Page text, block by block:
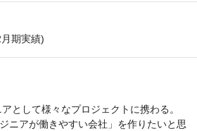
月期実績)
として様々なプロジェクトに携わる。
ニアが働きやすい会社」を作りたいと思